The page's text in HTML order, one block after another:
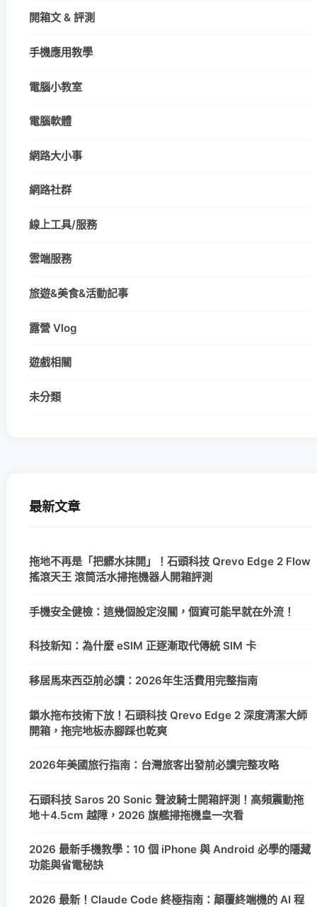
開箱文 & 評測
手機應用教學
電腦小教室
電腦軟體
網路大小事
網路社群
線上工具/服務
雲端服務
旅遊&美食&活動記事
露營 Vlog
遊戲相關
未分類
最新文章
拖地不再是「把髒水抹開」！石頭科技 Qrevo Edge 2 Flow
搖滾天王 滾筒活水掃拖機器人開箱評測
手機安全健檢：這幾個設定沒關，個資可能早就在外流！
科技新知：為什麼 eSIM 正逐漸取代傳統 SIM 卡
移居馬來西亞前必讀：2026年生活費用完整指南
鎖水拖布技術下放！石頭科技 Qrevo Edge 2 深度清潔大師
開箱，拖完地板赤腳踩也乾爽
2026年美國旅行指南：台灣旅客出發前必讀完整攻略
石頭科技 Saros 20 Sonic 聲波騎士開箱評測！高頻震動拖
地＋4.5cm 越障，2026 旗艦掃拖機皇一次看
2026 最新手機教學：10 個 iPhone 與 Android 必學的隱藏
功能與省電秘訣
2026 最新！Claude Code 終極指南：顛覆終端機的 AI 程